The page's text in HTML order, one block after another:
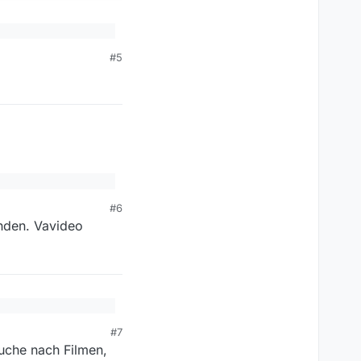
sehr wohl
#5
ja sehr wohl
#6
Vavideo
#7
nach Filmen,